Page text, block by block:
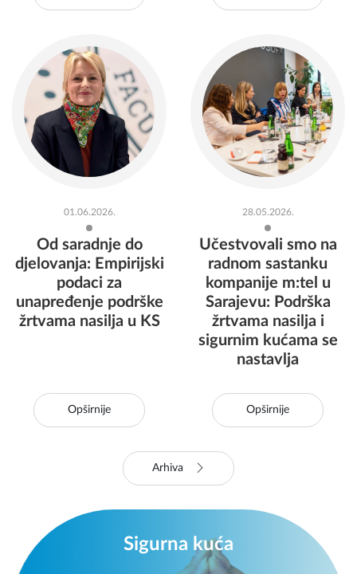
01.06.2026.
Od saradnje do
djelovanja: Empirijski
podaci za
unapređenje podrške
žrtvama nasilja u KS
Opširnije
28.05.2026.
Učestvovali smo na
radnom sastanku
kompanije m:tel u
Sarajevu: Podrška
žrtvama nasilja i
sigurnim kućama se
nastavlja
Opširnije
Arhiva
Sigurna kuća